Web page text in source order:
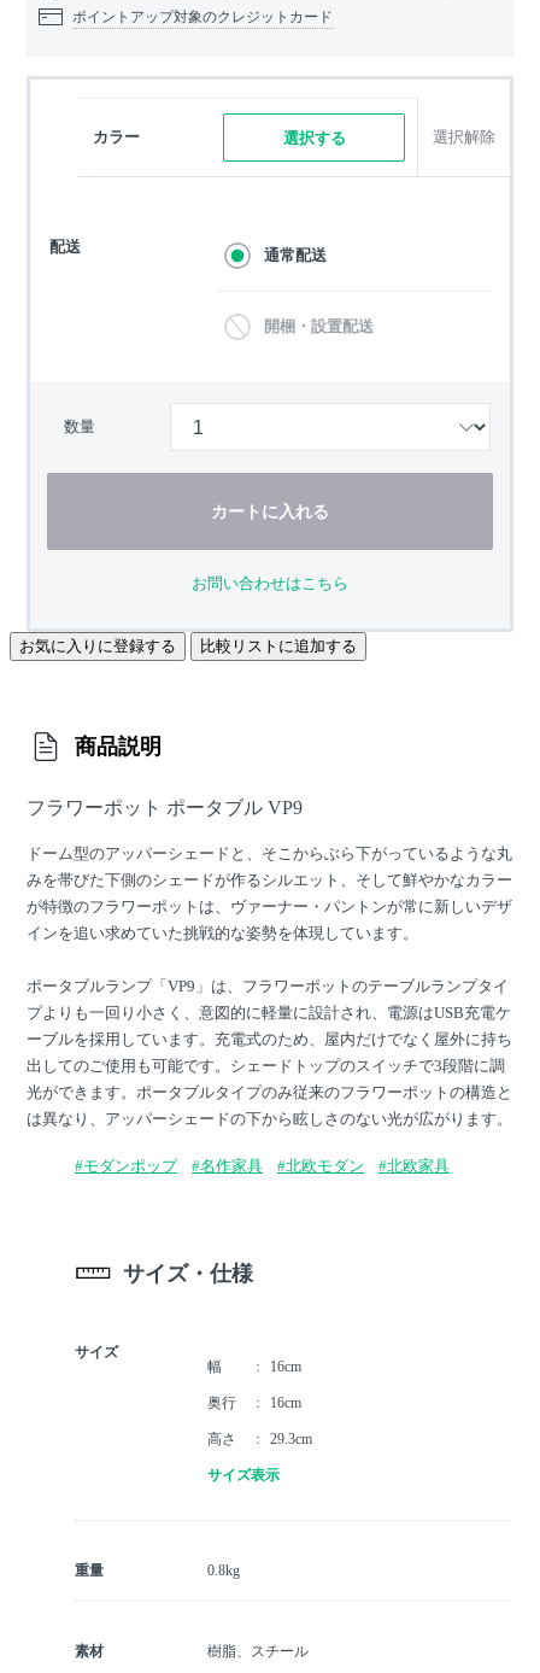
ポイントアップ対象のクレジットカード
カラー 選択する 選択解除
配送 通常配送
開梱・設置配送
数量
カートに入れる
お問い合わせはこちら
お気に入りに登録する 比較リストに追加する
商品説明
フラワーポット ポータブル VP9
ドーム型のアッパーシェードと、そこからぶら下がっているような丸
みを帯びた下側のシェードが作るシルエット、そして鮮やかなカラー
が特徴のフラワーポットは、ヴァーナー・パントンが常に新しいデザ
インを追い求めていた挑戦的な姿勢を体現しています。
ポータブルランプ「VP9」は、フラワーポットのテーブルランプタイ
プよりも一回り小さく、意図的に軽量に設計され、電源はUSB充電ケ
ーブルを採用しています。充電式のため、屋内だけでなく屋外に持ち
出してのご使用も可能です。シェードトップのスイッチで3段階に調
光ができます。ポータブルタイプのみ従来のフラワーポットの構造と
は異なり、アッパーシェードの下から眩しさのない光が広がります。
#モダンポップ #名作家具 #北欧モダン #北欧家具
サイズ・仕様
サイズ
幅
16cm
奥行 16cm
高さ 29.3cm
サイズ表示
重量 0.8kg
素材 樹脂、スチール